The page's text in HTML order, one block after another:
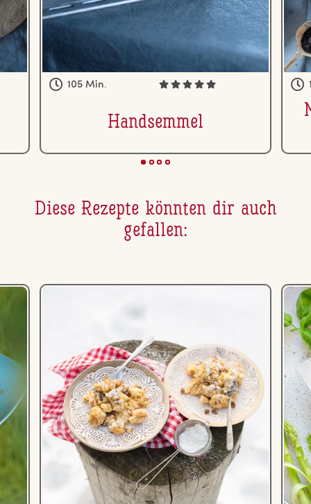
105 Min.
Hand­sem­mel
Diese Rezepte könnten dir auch
gefallen: